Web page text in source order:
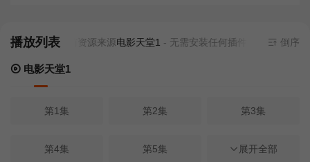
播放列表当前资源来源电影天堂1- 无需安装任何插件 倒序
电影天堂1
第1集 第2集 第3集
第4集 第5集 第6集
展开全部